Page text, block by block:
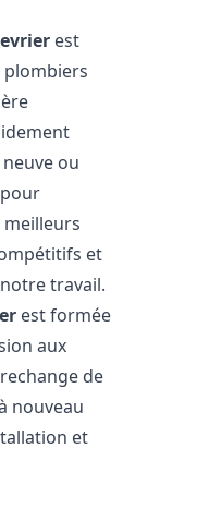
est
ou
et
travail.
est formée
aux
de
nouveau
et